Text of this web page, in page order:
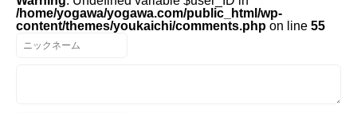
/home/yogawa/yogawa.com/public_html/wp-
content/themes/youkaichi/comments.php on line 55